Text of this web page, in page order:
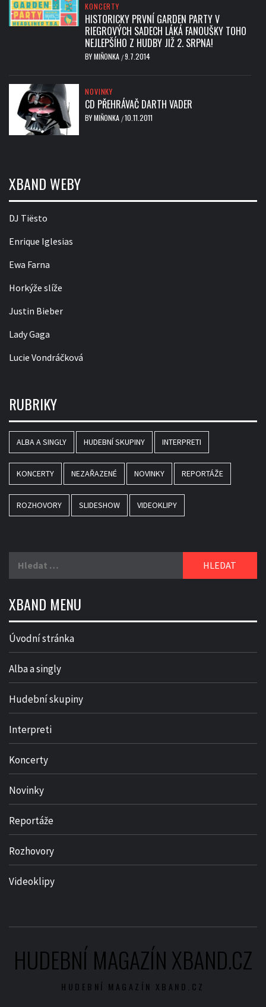
KONCERTY
HISTORICKY PRVNÍ GARDEN PARTY V
RIEGROVÝCH SADECH LÁKÁ FANOUŠKY TOHO
NEJLEPŠÍHO Z HUDBY JIŽ 2. SRPNA!
BYMIŇONKA /9.7.2014
NOVINKY
CD PŘEHRÁVAČ DARTH VADER
BYMIŇONKA /10.11.2011
XBAND WEBY
DJ Tiësto
Enrique Iglesias
Ewa Farna
Horkýže slíže
Justin Bieber
Lady Gaga
Lucie Vondráčková
RUBRIKY
ALBA A SINGLY HUDEBNÍ SKUPINY INTERPRETI
KONCERTY NEZAŘAZENÉ NOVINKY REPORTÁŽE
ROZHOVORY SLIDESHOW VIDEOKLIPY
XBAND MENU
Úvodní stránka
Alba a singly
Hudební skupiny
Interpreti
Koncerty
Novinky
Reportáže
Rozhovory
Videoklipy
HUDEBNÍ MAGAZÍN XBAND.CZ
HUDEBNÍ MAGAZÍN XBAND.CZ